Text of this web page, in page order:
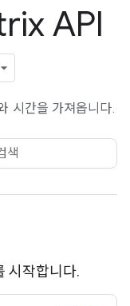
API
시간을 가져옵니다.
시작합니다.